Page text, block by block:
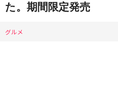
た。期間限定発売
グルメ